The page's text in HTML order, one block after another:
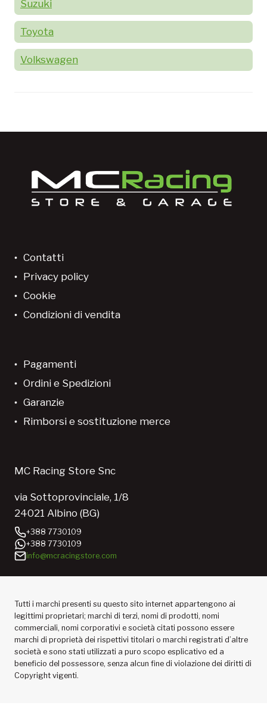
Suzuki
Toyota
Volkswagen
Contatti
Privacy policy
Cookie
Condizioni di vendita
Pagamenti
Ordini e Spedizioni
Garanzie
Rimborsi e sostituzione merce
MC Racing Store Snc
via Sottoprovinciale, 1/8
24021 Albino (BG)
+388 7730109
+388 7730109
info@mcracingstore.com
Tutti i marchi presenti su questo sito internet appartengono ai
legittimi proprietari; marchi di terzi, nomi di prodotti, nomi
commerciali, nomi corporativi e società citati possono essere
marchi di proprietà dei rispettivi titolari o marchi registrati d’altre
società e sono stati utilizzati a puro scopo esplicativo ed a
beneficio del possessore, senza alcun fine di violazione dei diritti di
Copyright vigenti.